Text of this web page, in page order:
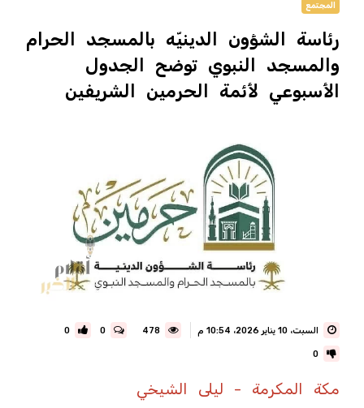
المجتمع
رئاسة الشؤون الدينيّه بالمسجد الحرام
والمسجد النبوي توضح الجدول
الأسبوعي لأئمة الحرمين الشريفين
السبت، 10 يناير 2026، 10:54 م 0
0
0
مكة المكرمة - ليلى الشيخي